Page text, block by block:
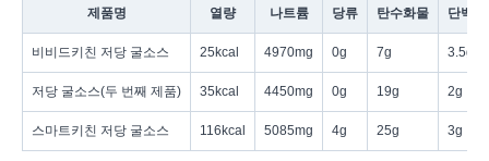
제품명 열량 나트륨 당류 탄수화물 단백질
비비드키친 저당 굴소스 25kcal 4970mg 0g 7g 3.5g
저당 굴소스(두 번째 제품) 35kcal 4450mg 0g 19g 2g
스마트키친 저당 굴소스 116kcal 5085mg 4g 25g 3g